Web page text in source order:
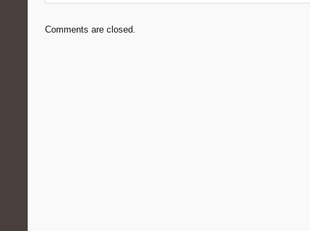
Comments are closed.